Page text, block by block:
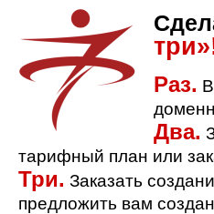
Раз.
Два.
тарифный план или
Три. Заказать
предложить вам